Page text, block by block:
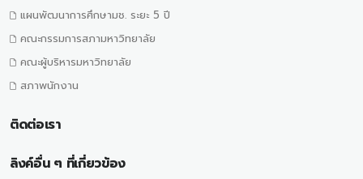
แผนพัฒนาการศึกษามช. ระยะ 5 ปี
คณะกรรมการสภามหาวิทยาลัย
คณะผู้บริหารมหาวิทยาลัย
สภาพนักงาน
ติดต่อเรา
ลิงค์อื่น ๆ ที่เกี่ยวข้อง